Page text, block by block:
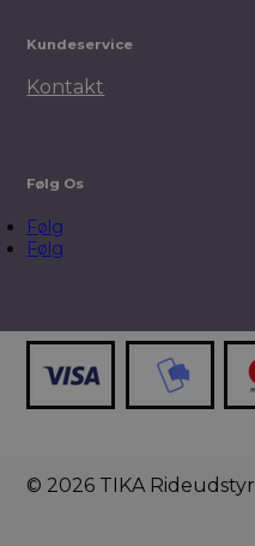
Kundeservice
Kontakt
Følg Os
Følg
Følg
© 2026 TIKA Rideudstyr